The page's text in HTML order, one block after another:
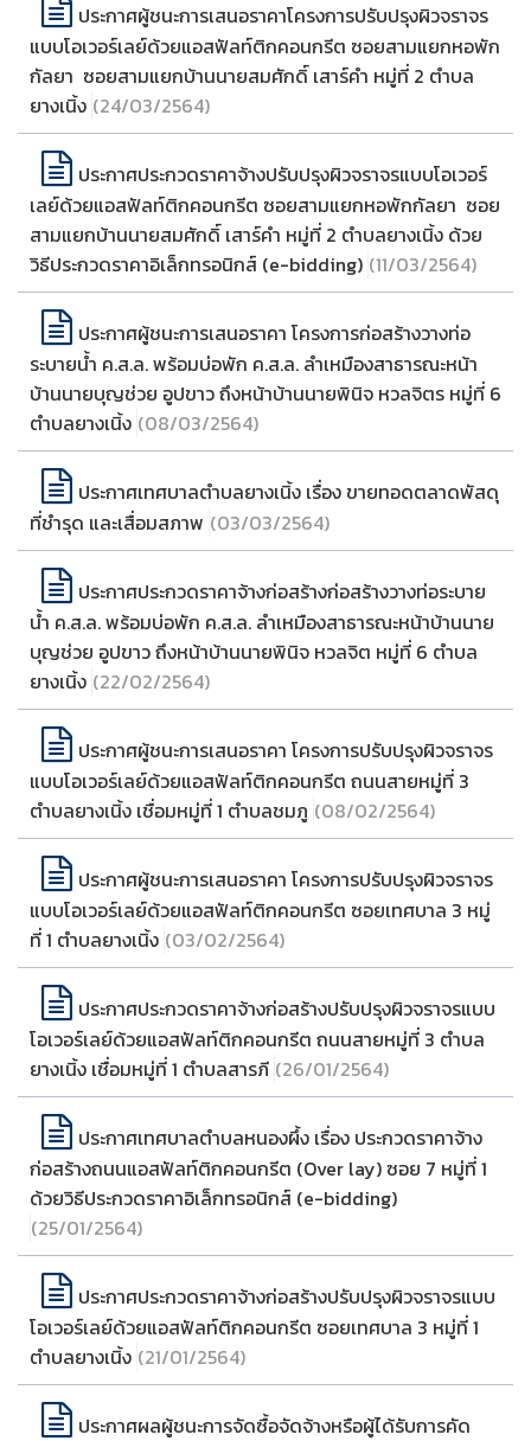
ประกาศผู้ชนะการเสนอราคาโครงการปรับปรุงผิวจราจร
แบบโอเวอร์เลย์ด้วยแอสฟัลท์ติกคอนกรีต ซอยสามแยกหอพัก
กัลยา  ซอยสามแยกบ้านนายสมศักดิ์ เสาร์คำ หมู่ที่ 2 ตำบล
ยางเนิ้ง (24/03/2564)
ประกาศประกวดราคาจ้างปรับปรุงผิวจราจรแบบโอเวอร์
เลย์ด้วยแอสฟัลท์ติกคอนกรีต ซอยสามแยกหอพักกัลยา  ซอย
สามแยกบ้านนายสมศักดิ์ เสาร์คำ หมู่ที่ 2 ตำบลยางเนิ้ง ด้วย
วิธีประกวดราคาอิเล็กทรอนิกส์ (e-bidding) (11/03/2564)
ประกาศผู้ชนะการเสนอราคา โครงการก่อสร้างวางท่อ
ระบายน้ำ ค.ส.ล. พร้อมบ่อพัก ค.ส.ล. ลำเหมืองสาธารณะหน้า
บ้านนายบุญช่วย อูปขาว ถึงหน้าบ้านนายพินิจ หวลจิตร หมู่ที่ 6
ตำบลยางเนิ้ง (08/03/2564)
ประกาศเทศบาลตำบลยางเนิ้ง เรื่อง ขายทอดตลาดพัสดุ
ที่ชำรุด และเสื่อมสภาพ (03/03/2564)
ประกาศประกวดราคาจ้างก่อสร้างก่อสร้างวางท่อระบาย
น้ำ ค.ส.ล. พร้อมบ่อพัก ค.ส.ล. ลำเหมืองสาธารณะหน้าบ้านนาย
บุญช่วย อูปขาว ถึงหน้าบ้านนายพินิจ หวลจิต หมู่ที่ 6 ตำบล
ยางเนิ้ง (22/02/2564)
ประกาศผู้ชนะการเสนอราคา โครงการปรับปรุงผิวจราจร
แบบโอเวอร์เลย์ด้วยแอสฟัลท์ติกคอนกรีต ถนนสายหมู่ที่ 3
ตำบลยางเนิ้ง เชื่อมหมู่ที่ 1 ตำบลชมภู (08/02/2564)
ประกาศผู้ชนะการเสนอราคา โครงการปรับปรุงผิวจราจร
แบบโอเวอร์เลย์ด้วยแอสฟัลท์ติกคอนกรีต ซอยเทศบาล 3 หมู่
ที่ 1 ตำบลยางเนิ้ง (03/02/2564)
ประกาศประกวดราคาจ้างก่อสร้างปรับปรุงผิวจราจรแบบ
โอเวอร์เลย์ด้วยแอสฟัลท์ติกคอนกรีต ถนนสายหมู่ที่ 3 ตำบล
ยางเนิ้ง เชื่อมหมู่ที่ 1 ตำบลสารภี (26/01/2564)
ประกาศเทศบาลตำบลหนองผึ้ง เรื่อง ประกวดราคาจ้าง
ก่อสร้างถนนแอสฟัลท์ติกคอนกรีต (Over lay) ซอย 7 หมู่ที่ 1
ด้วยวิธีประกวดราคาอิเล็กทรอนิกส์ (e-bidding)
(25/01/2564)
ประกาศประกวดราคาจ้างก่อสร้างปรับปรุงผิวจราจรแบบ
โอเวอร์เลย์ด้วยแอสฟัลท์ติกคอนกรีต ซอยเทศบาล 3 หมู่ที่ 1
ตำบลยางเนิ้ง (21/01/2564)
ประกาศผลผู้ชนะการจัดซื้อจัดจ้างหรือผู้ได้รับการคัด